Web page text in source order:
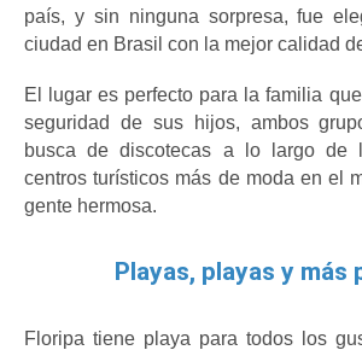
país, y sin ninguna sorpresa, fue
ciudad en Brasil con la mejor calidad
El lugar es perfecto para la familia
seguridad de sus hijos, ambos
busca de discotecas a lo largo de
centros turísticos más de moda en el
gente hermosa.
Playas, playas y más
Floripa tiene playa para todos los